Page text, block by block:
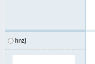
hnzj